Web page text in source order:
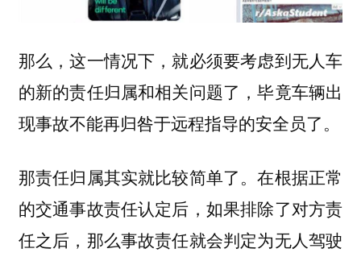
那么，这一情况下，就必须要考虑到无人车
的新的责任归属和相关问题了，毕竟车辆出
现事故不能再归咎于远程指导的安全员了。
那责任归属其实就比较简单了。在根据正常
的交通事故责任认定后，如果排除了对方责
任之后，那么事故责任就会判定为无人驾驶